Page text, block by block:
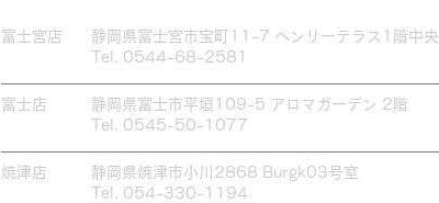
富士宮店
​静岡県富士宮市宝町11-7 ヘンリーテラス1階中央
Tel. 0544-68-2581
富士店
​静岡県富士市平垣109-5 アロマガーデン 2階
Tel. 0545-50-1077
焼津店
​静岡県焼津市小川2868 Burgk03号室
Tel. 054-330-1194